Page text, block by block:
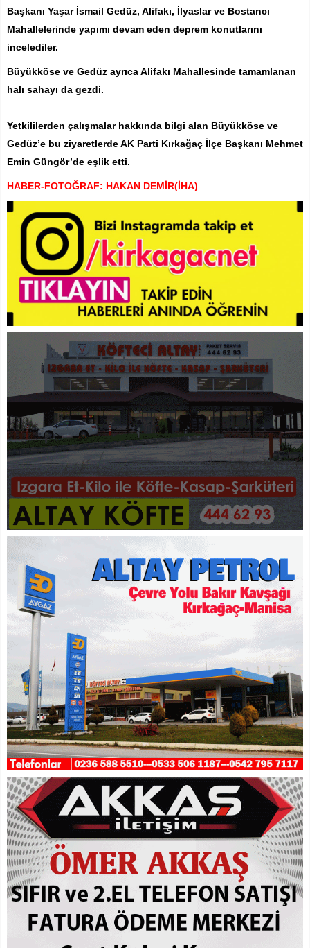
Başkanı Yaşar İsmail Gedüz, Alifakı, İlyaslar ve Bostancı
Mahallelerinde yapımı devam eden deprem konutlarını
incelediler.
Büyükköse ve Gedüz ayrıca Alifakı Mahallesinde tamamlanan
halı sahayı da gezdi.
Yetkililerden çalışmalar hakkında bilgi alan Büyükköse ve
Gedüz’e bu ziyaretlerde AK Parti Kırkağaç İlçe Başkanı Mehmet
Emin Güngör’de eşlik etti.
HABER-FOTOĞRAF: HAKAN DEMİR(İHA)